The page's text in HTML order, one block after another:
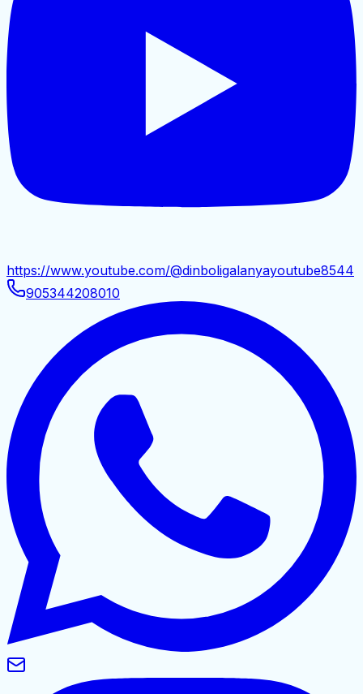
https://www.youtube.com/@dinboligalanyayoutube8544
905344208010